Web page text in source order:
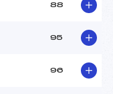
88
95
96